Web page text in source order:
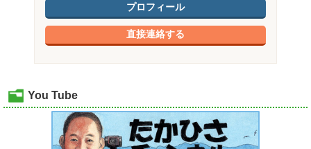
プロフィール
直接連絡する
You Tube